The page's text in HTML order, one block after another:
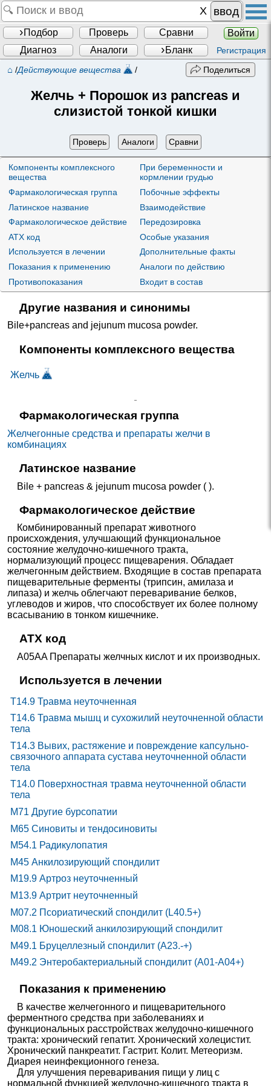
ввод
Подбор Проверь Сравни
Войти
Диагноз
Аналоги Бланк Регистрация
⌂ /Действующие вещества / Поделиться
Желчь + Порошок из pancreas и
слизистой тонкой кишки
Проверь Аналоги Сравни
Компоненты комплексного
вещества
Фармакологическая группа
Латинское название
Фармакологическое действие
ATX код
Используется в лечении
Показания к применению
Противопоказания
При беременности и
кормлении грудью
Побочные эффекты
Взаимодействие
Передозировка
Особые указания
Дополнительные факты
Аналоги по действию
Входит в состав
Другие названия и синонимы
Bile+pancreas and jejunum mucosa powder.
Компоненты комплексного вещества
Желчь
Фармакологическая группа
Желчегонные средства и препараты желчи в
комбинациях
Латинское название
Bile + pancreas & jejunum mucosa powder ( ).
Фармакологическое действие
Комбинированный препарат животного
происхождения, улучшающий функциональное
состояние желудочно-кишечного тракта,
нормализующий процесс пищеварения. Обладает
желчегонным действием. Входящие в состав препарата
пищеварительные ферменты (трипсин, амилаза и
липаза) и желчь облегчают переваривание белков,
углеводов и жиров, что способствует их более полному
всасыванию в тонком кишечнике.
ATX код
A05AA Препараты желчных кислот и их производных.
Используется в лечении
T14.9 Травма неуточненная
T14.6 Травма мышц и сухожилий неуточненной области
тела
T14.3 Вывих, растяжение и повреждение капсульно-
связочного аппарата сустава неуточненной области
тела
T14.0 Поверхностная травма неуточненной области
тела
M71 Другие бурсопатии
M65 Синовиты и тендосиновиты
M54.1 Радикулопатия
M45 Анкилозирующий спондилит
M19.9 Артроз неуточненный
M13.9 Артрит неуточненный
M07.2 Псориатический спондилит (L40.5+)
M08.1 Юношеский анкилозирующий спондилит
M49.1 Бруцеллезный спондилит (A23.-+)
M49.2 Энтеробактериальный спондилит (A01-A04+)
Показания к применению
В качестве желчегонного и пищеварительного
ферментного средства при заболеваниях и
функциональных расстройствах желудочно-кишечного
тракта: хронический гепатит. Хронический холецистит.
Хронический панкреатит. Гастрит. Колит. Метеоризм.
Диарея неинфекционного генеза.
Для улучшения переваривания пищи у лиц с
нормальной функцией желудочно-кишечного тракта в